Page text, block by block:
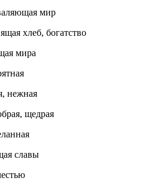
мир
хлеб, богатство
мира
нежная
щедрая
славы